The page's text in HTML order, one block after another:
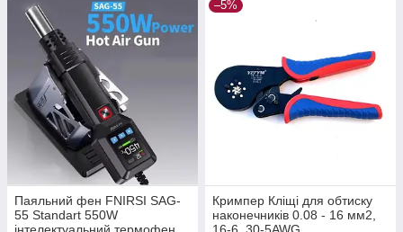
Паяльний фен FNIRSI SAG-
55 Standart 550W
–5%
Кримпер Кліщі для обтиску
наконечників 0.08 - 16 мм2,